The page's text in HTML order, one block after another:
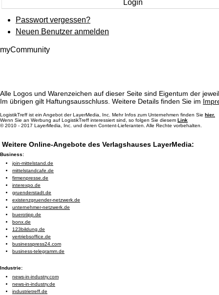
Passwort vergessen?
Neuen Benutzer anmelden
myCommunity
Alle Logos und Warenzeichen auf dieser Seite sind Eigentum der
Im übrigen gilt Haftungsausschluss. Weitere Details finden Sie im
LogistikTreff ist ein Angebot der LayerMedia, Inc. Mehr Infos zum Unternehmen finden Sie hier.
Wenn Sie an Werbung auf LogistikTreff interessiert sind, so folgen Sie diesem Link
© 2010 - 2017 LayerMedia, Inc. und deren Content-Lieferanten. Alle Rechte vorbehalten.
Weitere Online-Angebote des Verlagshauses LayerMedia:
Business:
join-mittelstand.de
mittelstandcafe.de
firmenpresse.de
interexpo.de
gruenderstadt.de
existenzgruender-netzwerk.de
unternehmer-netzwerk.de
buerotipp.de
bonx.de
123bildung.de
vertriebsoffice.de
businesspress24.com
business-telegramm.de
Industrie:
news-in-industry.com
news-in-industry.de
industrietreff.de